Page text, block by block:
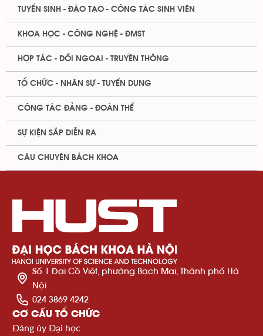
TUYỂN SINH - ĐÀO TẠO - CÔNG TÁC SINH VIÊN
KHOA HỌC - CÔNG NGHỆ - ĐMST
HỢP TÁC - ĐỐI NGOẠI - TRUYỀN THÔNG
TỔ CHỨC - NHÂN SỰ - TUYỂN DỤNG
CÔNG TÁC ĐẢNG - ĐOÀN THỂ
SỰ KIỆN SẮP DIỄN RA
CÂU CHUYỆN BÁCH KHOA
Số 1 Đại Cồ Việt, phường Bạch Mai, Thành phố Hà
Nội
024 3869 4242
CƠ CẤU TỔ CHỨC
Đảng ủy Đại học